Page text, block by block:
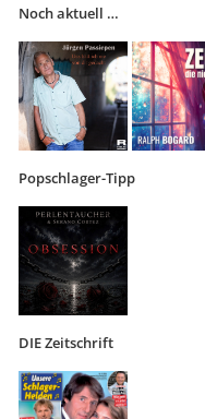
Noch aktuell …
Popschlager-Tipp
DIE Zeitschrift